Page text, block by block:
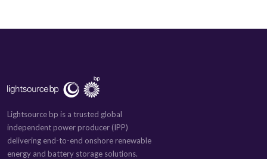
Lightsource bp is a trusted global
independent power producer (IPP)
delivering end-to-end onshore renewable
energy and battery storage solutions.